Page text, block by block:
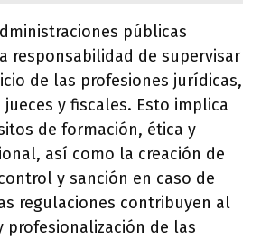
públicas
responsabilidad de supervisar
de las profesiones jurídicas,
y fiscales. Esto implica
de formación, ética y
así como la creación de
y sanción en caso de
regulaciones contribuyen al
de las